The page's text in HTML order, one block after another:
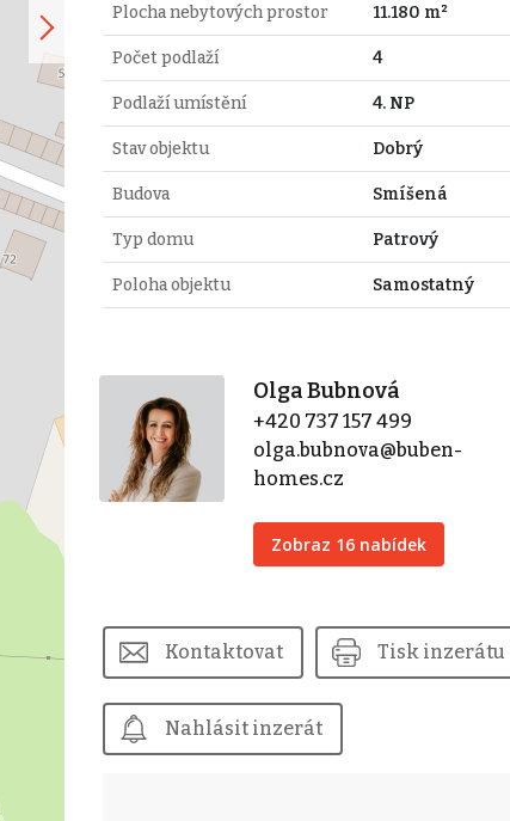
Plocha nebytových prostor 11.180 m²
Počet podlaží 4
Podlaží umístění 4. NP
Stav objektu Dobrý
Budova Smíšená
Typ domu Patrový
Poloha objektu Samostatný
Olga Bubnová
+420 737 157 499
olga.bubnova@buben-
homes.cz
Zobraz 16 nabídek
Kontaktovat Tisk inzerátu
Nahlásit inzerát